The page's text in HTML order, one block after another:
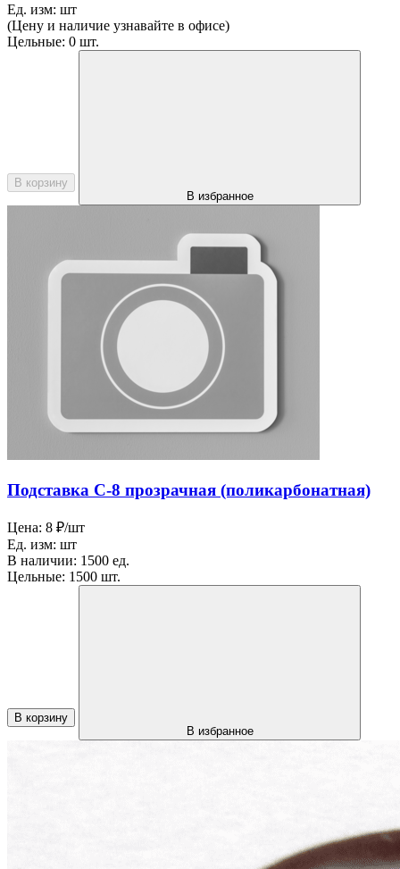
Ед. изм: шт
(Цену и наличие узнавайте в офисе)
Цельные: 0 шт.
В корзину
В избранное
Подставка С-8 прозрачная (поликарбонатная)
Цена: 8 ₽/шт
Ед. изм: шт
В наличии: 1500 ед.
Цельные: 1500 шт.
В корзину
В избранное